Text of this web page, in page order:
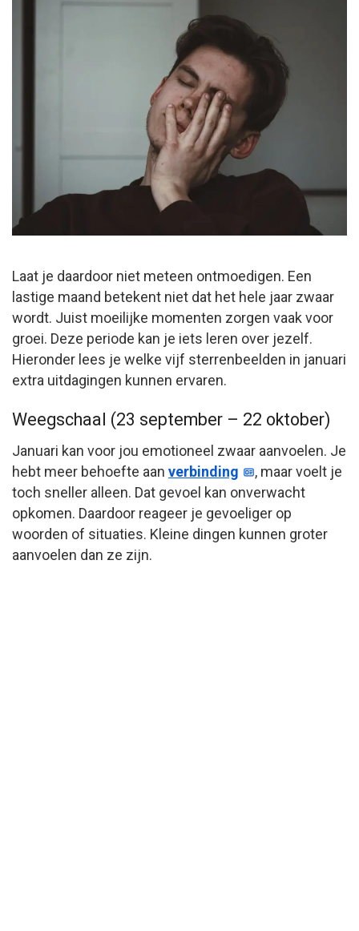
Laat je daardoor niet meteen ontmoedigen. Een
lastige maand betekent niet dat het hele jaar zwaar
wordt. Juist moeilijke momenten zorgen vaak voor
groei. Deze periode kan je iets leren over jezelf.
Hieronder lees je welke vijf sterrenbeelden in januari
extra uitdagingen kunnen ervaren.
Weegschaal (23 september – 22 oktober)
Januari kan voor jou emotioneel zwaar aanvoelen. Je
hebt meer behoefte aan verbinding
, maar voelt je
toch sneller alleen. Dat gevoel kan onverwacht
opkomen. Daardoor reageer je gevoeliger op
woorden of situaties. Kleine dingen kunnen groter
aanvoelen dan ze zijn.